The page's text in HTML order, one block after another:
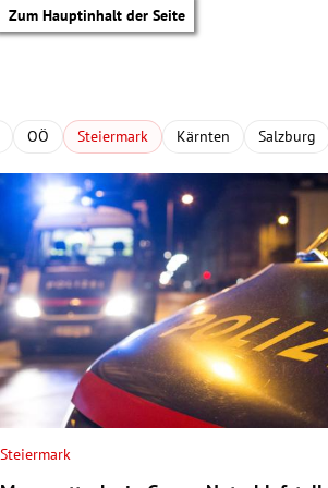
Zum Hauptinhalt der Seite
Untermenü
OÖ Steiermark Kärnten Salzburg
Steiermark